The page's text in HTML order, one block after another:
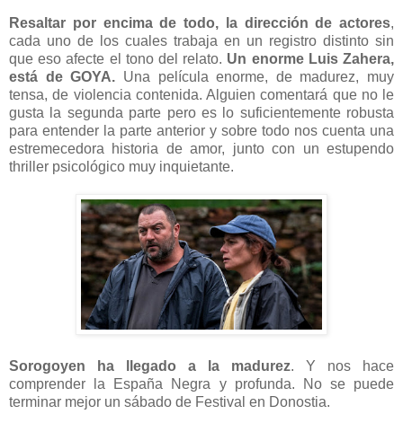
Resaltar por encima de todo, la dirección de actores,
cada uno de los cuales trabaja en un registro distinto sin
que eso afecte el tono del relato. Un enorme Luis Zahera,
está de GOYA. Una película enorme, de madurez, muy
tensa, de violencia contenida. Alguien comentará que no le
gusta la segunda parte pero es lo suficientemente robusta
para entender la parte anterior y sobre todo nos cuenta una
estremecedora historia de amor, junto con un estupendo
thriller psicológico muy inquietante.
Sorogoyen ha llegado a la madurez. Y nos hace
comprender la España Negra y profunda. No se puede
terminar mejor un sábado de Festival en Donostia.